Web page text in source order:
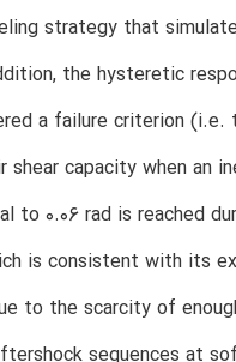
strategy that
the hysteretic
a failure criterion (i.e.
shear capacity when an
to 0.06 rad is reached
is consistent with its
to the scarcity of
sequences at